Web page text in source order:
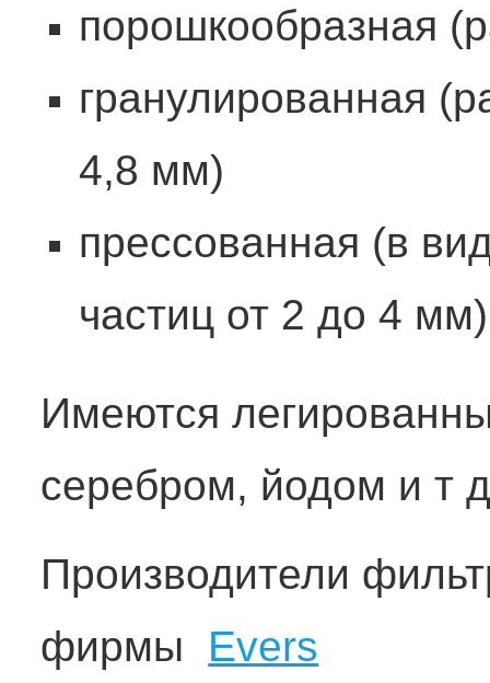
порошкообразная
гранулированная
4,8 мм)
прессованная (в
частиц от 2 до 4 мм)
Имеются
серебром, йодом и т
Производители
фирмы Evers